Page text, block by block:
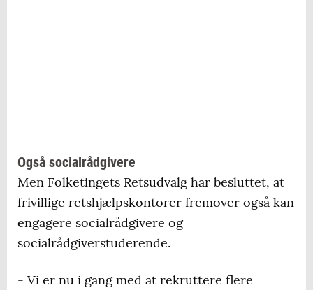
sagsbehandling, korrespondance med
modparter, ansøgning om fri proces, klage
over myndigheders afgørelser eller med at
kontakte boligudlejer, arbejdsgiver mv.
Alle rådgivere har tavshedspligt.
Også socialrådgivere
Men Folketingets Retsudvalg har besluttet, at
frivillige retshjælpskontorer fremover også kan
engagere socialrådgivere og
socialrådgiverstuderende.
- Vi er nu i gang med at rekruttere flere